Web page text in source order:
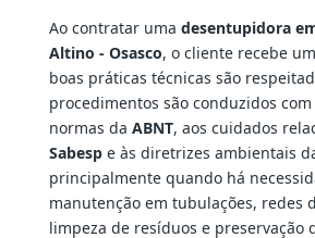
Ao contratar uma desentupidora
Altino - Osasco, o cliente recebe
boas práticas técnicas são
procedimentos são conduzidos com
normas da ABNT, aos cuidados
Sabespe às diretrizes ambientais
principalmente quando há
manutenção em tubulações, redes
limpeza de resíduos e preservação